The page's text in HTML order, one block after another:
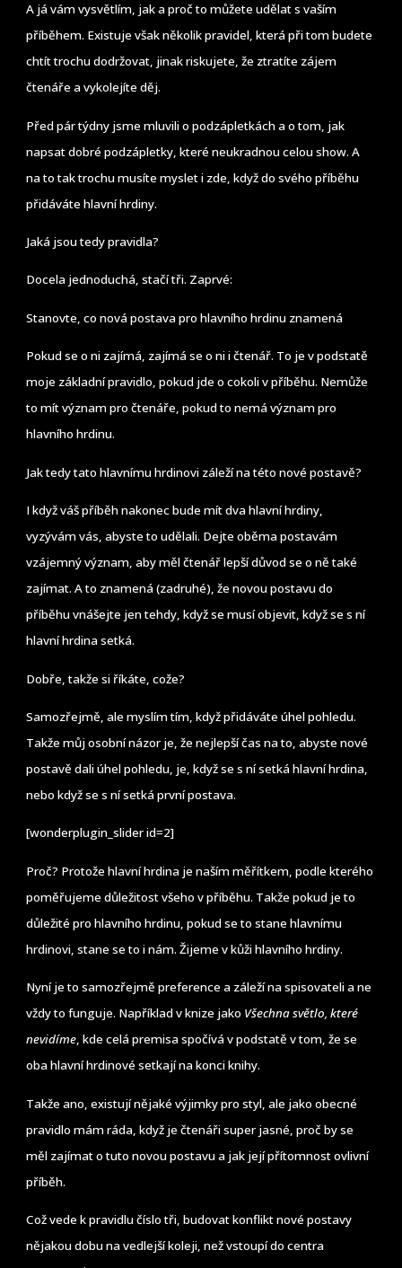
A já vám vysvětlím, jak a proč to můžete udělat s vaším
příběhem. Existuje však několik pravidel, která při tom budete
chtít trochu dodržovat, jinak riskujete, že ztratíte zájem
čtenáře a vykolejíte děj.
Před pár týdny jsme mluvili o podzápletkách a o tom, jak
napsat dobré podzápletky, které neukradnou celou show. A
na to tak trochu musíte myslet i zde, když do svého příběhu
přidáváte hlavní hrdiny.
Jaká jsou tedy pravidla?
Docela jednoduchá, stačí tři. Zaprvé:
Stanovte, co nová postava pro hlavního hrdinu znamená
Pokud se o ni zajímá, zajímá se o ni i čtenář. To je v podstatě
moje základní pravidlo, pokud jde o cokoli v příběhu. Nemůže
to mít význam pro čtenáře, pokud to nemá význam pro
hlavního hrdinu.
Jak tedy tato hlavnímu hrdinovi záleží na této nové postavě?
I když váš příběh nakonec bude mít dva hlavní hrdiny,
vyzývám vás, abyste to udělali. Dejte oběma postavám
vzájemný význam, aby měl čtenář lepší důvod se o ně také
zajímat. A to znamená (zadruhé), že novou postavu do
příběhu vnášejte jen tehdy, když se musí objevit, když se s ní
hlavní hrdina setká.
Dobře, takže si říkáte, cože?
Samozřejmě, ale myslím tím, když přidáváte úhel pohledu.
Takže můj osobní názor je, že nejlepší čas na to, abyste nové
postavě dali úhel pohledu, je, když se s ní setká hlavní hrdina,
nebo když se s ní setká první postava.
[wonderplugin_slider id=2]
Proč? Protože hlavní hrdina je naším měřítkem, podle kterého
poměřujeme důležitost všeho v příběhu. Takže pokud je to
důležité pro hlavního hrdinu, pokud se to stane hlavnímu
hrdinovi, stane se to i nám. Žijeme v kůži hlavního hrdiny.
Nyní je to samozřejmě preference a záleží na spisovateli a ne
vždy to funguje. Například v knize jako Všechna světlo, které
nevidíme, kde celá premisa spočívá v podstatě v tom, že se
oba hlavní hrdinové setkají na konci knihy.
Takže ano, existují nějaké výjimky pro styl, ale jako obecné
pravidlo mám ráda, když je čtenáři super jasné, proč by se
měl zajímat o tuto novou postavu a jak její přítomnost ovlivní
příběh.
Což vede k pravidlu číslo tři, budovat konflikt nové postavy
nějakou dobu na vedlejší koleji, než vstoupí do centra